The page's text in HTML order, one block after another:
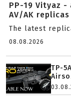
PP-19 Vityaz
AV/AK
The latest
08.08.2026
TP-